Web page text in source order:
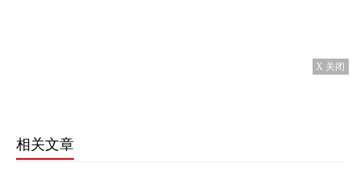
X 关闭
相关文章